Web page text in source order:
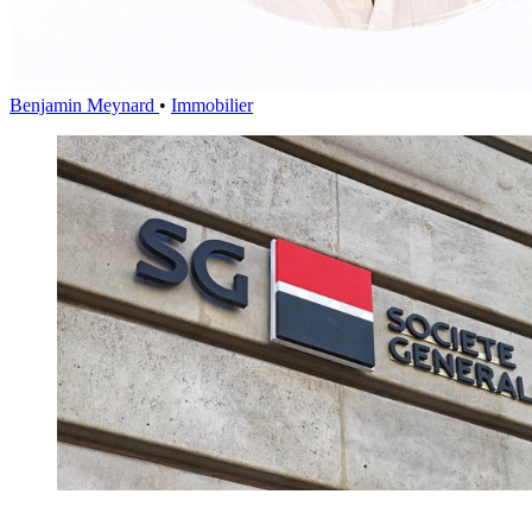
Benjamin Meynard • Immobilier